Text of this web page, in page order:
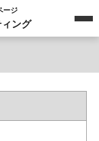
ージ
ング